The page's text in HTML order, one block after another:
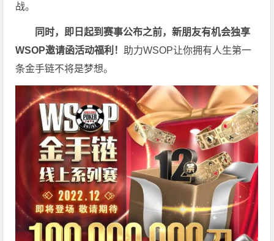
战。
同时，即日起到赛事公布之前，新朋友有机会独享
WSOP邀请函活动福利！ 助力WSOP让你拥有人生第一
条金手链不将是梦想。